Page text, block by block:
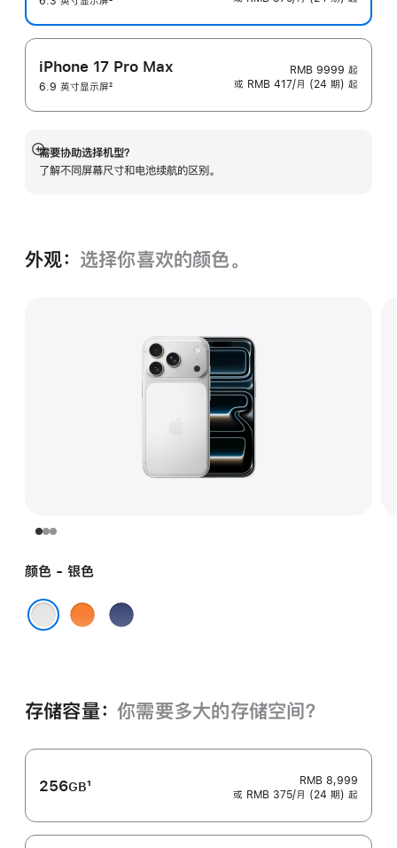
注
iPhone 17 Pro Max
6.9 英寸显示屏
注
2
RMB 9999 起
或 RMB 417/月 (24 期) 起
需要协助选择机型？
了解不同屏幕尺寸和电池续航的区‍别。
展
开
外观： 选择你喜欢的颜色。
颜色 - 银色
星
深
存储容量： 你需要多大的存储空⁠间？
256GB
注
1
RMB 8,999
或 RMB 375/月 (24 期) 起